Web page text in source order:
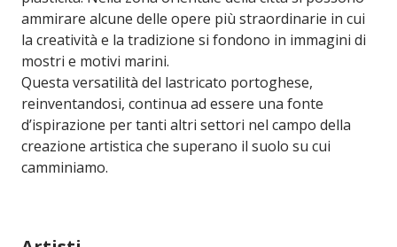
ammirare alcune delle opere più straordinarie in cui
la creatività e la tradizione si fondono in immagini di
mostri e motivi marini.
Questa versatilità del lastricato portoghese,
reinventandosi, continua ad essere una fonte
d’ispirazione per tanti altri settori nel campo della
creazione artistica che superano il suolo su cui
camminiamo.